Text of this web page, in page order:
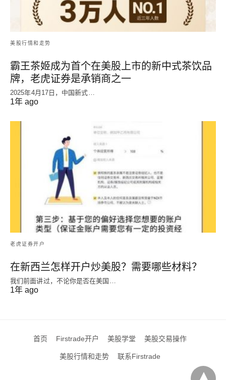
美股行情和走势
霸王茶姬成为首个在美股上市的新中式茶饮品
牌，老虎证券是承销商之一
2025年4月17日，中国新式…
1年 ago
老虎证券开户
在新西兰怎样开户炒美股？需要哪些材料？
我们前面讲过，不论你是否在美国…
1年 ago
首页 Firstrade开户 美股学堂 美股交易操作
美股行情和走势 联系Firstrade